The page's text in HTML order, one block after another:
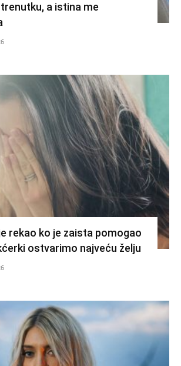
a istina me
rekao ko je zaista pomogao
ostvarimo najveću želju